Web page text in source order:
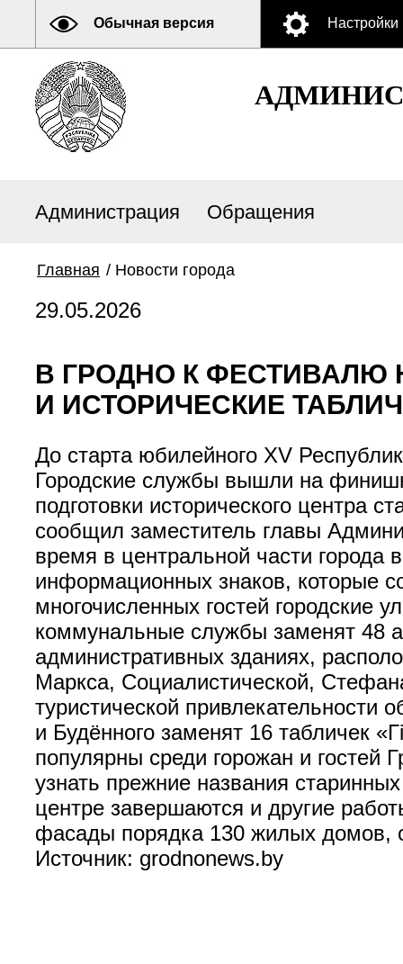
Обычная версия Настройки
Администрация Обращения
Главная / Новости города
29.05.2026
В ГРОДНО К
И ИСТОРИЧЕСКИЕ
До старта юбилейного XV
Городские службы вышли на
подготовки исторического центра
сообщил заместитель главы
время в центральной части города
информационных знаков, которые
многочисленных гостей городские
коммунальные службы заменят 48
административных зданиях,
Маркса, Социалистической,
туристической привлекательности
и Будённого заменят 16 табличек
популярны среди горожан и гостей
узнать прежние названия
центре завершаются и другие
фасады порядка 130 жилых домов,
Источник: grodnonews.by